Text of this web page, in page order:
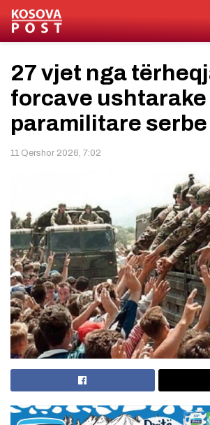
27 vjet nga
forcave ushtarake
paramilitare serbe
11 Qershor 2026, 7:02